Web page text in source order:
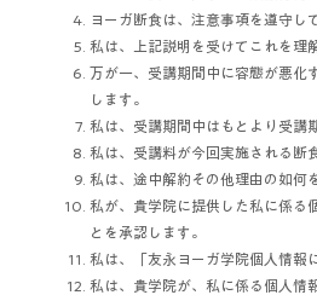
ヨーガ断食は、注意事項を遵守し
私は、上記説明を受けてこれを理
万が一、受講期間中に容態が悪化
します。
私は、受講期間中はもとより受講
私は、受講料が今回実施される断
私は、途中解約その他理由の如何
私が、貴学院に提供した私に係る
とを承認します。
私は、「友永ヨーガ学院個人情報
私は、貴学院が、私に係る個人情